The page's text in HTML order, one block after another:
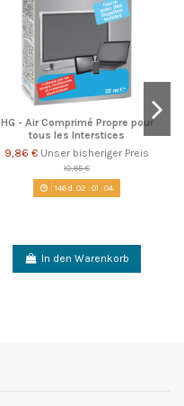
HG - Air Comprimé Propre pour
tous les Interstices
9,86 € Unser bisheriger Preis
10,95 €
146d. 02 :01 :04
In den Warenkorb